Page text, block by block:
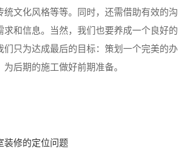
统文化风格等等。同时，还需借助有效的沟
求和信息。当然，我们也要养成一个良好的
们只为达成最后的目标：策划一个完美的办
后期的施工做好前期准备。
装修的定位问题